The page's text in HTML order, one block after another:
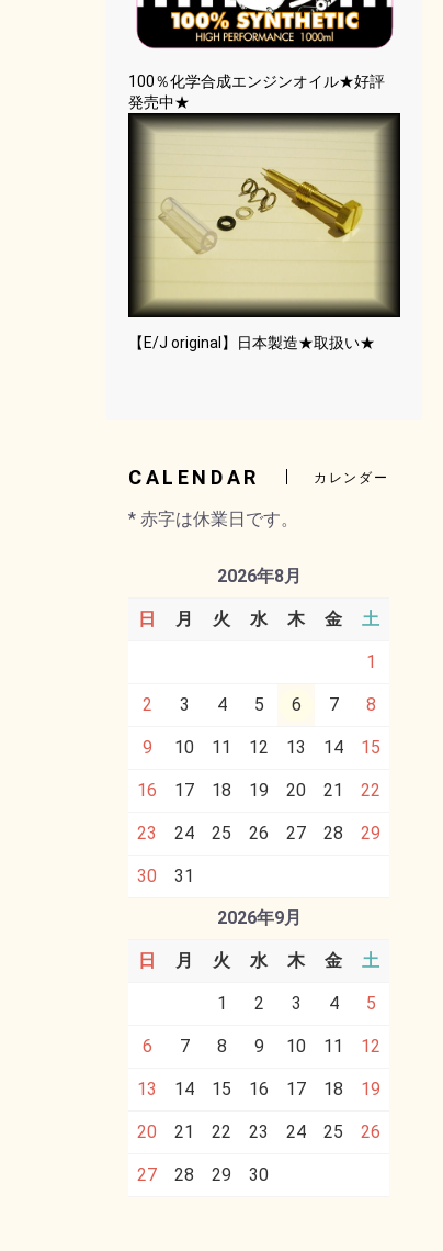
100％化学合成エンジンオイル★好評
発売中★
【E/J original】日本製造★取扱い★
CALENDAR カレンダー
* 赤字は休業日です。
2026年8月
日 月 火 水 木 金 土
1
2 3 4 5 6 7 8
9 10 11 12 13 14 15
16 17 18 19 20 21 22
23 24 25 26 27 28 29
30
31
2026年9月
日 月 火 水 木 金 土
1 2 3 4 5
6 7 8 9 10 11 12
13 14 15 16 17 18 19
20 21 22 23 24 25 26
27 28 29 30